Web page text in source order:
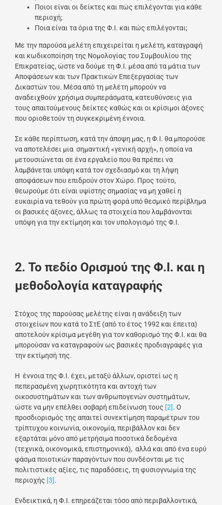
Ποιοι είναι οι δείκτες και πώς επιλέγονται για κάθε
περιοχή;
Ποια είναι τα όρια της Φ.Ι. και πώς επιλέγονται;
Με την παρούσα μελέτη επιχειρείται η μελέτη, καταγραφή
και κωδικοποίηση της Νομολογίας του Συμβουλίου της
Επικρατείας, ώστε να δούμε τη Φ.Ι. μέσα από τα μάτια των
Αποφάσεων και των Πρακτικών Επεξεργασίας των
Δικαστών του. Μέσα από τη μελέτη μπορούν να
αναδειχθούν χρήσιμα συμπεράσματα, κατευθύνσεις για
τους απαιτούμενους δείκτες καθώς και οι κρίσιμοι άξονες
που οριοθετούν τη συγκεκριμένη έννοια.
Σε κάθε περίπτωση, κατά την άποψη μας, η Φ.Ι. θα μπορούσε
να αποτελέσει μια σημαντική «γενική αρχή», η οποία να
μετουσιώνεται σε ένα εργαλείο που θα πρέπει να
λαμβάνεται υπόψη κατά τον σχεδιασμό και τη λήψη
αποφάσεων που επιδρούν στον Χώρο. Προς τούτο,
θεωρούμε ότι είναι υψίστης σημασίας να μη χαθεί η
ευκαιρία να τεθούν για πρώτη φορά υπό θεσμικό περίβλημα
οι βασικές άξονες, άλλως τα στοιχεία που λαμβάνονται
υπόψη για την εκτίμηση και τον υπολογισμό της Φ.Ι.
2. Το πεδίο Ορισμού της Φ.Ι. και η
μεθοδολογία καταγραφής
Στόχος της παρούσας μελέτης είναι η ανάδειξη των
στοιχείων που κατά το ΣτΕ (από το έτος 1992 και έπειτα)
αποτελούν κρίσιμα μεγέθη για τον καθορισμό της Φ.Ι. και θα
μπορούσαν να καταγραφούν ως βασικές προδιαγραφές για
την εκτίμησή της.
Η έννοια της Φ.Ι. έχει, μεταξύ άλλων, οριστεί ως η
πεπερασμένη χωρητικότητα και αντοχή των
οικοσυστημάτων και των ανθρωπογενών συστημάτων,
ώστε να μην επέλθει σοβαρή επιδείνωση τους [2]. Ο
προσδιορισμός της απαιτεί συνεκτίμηση παραμέτρων του
τρίπτυχου κοινωνία, οικονομία, περιβάλλον και δεν
εξαρτάται μόνο από μετρήσιμα ποσοτικά δεδομένα
(τεχνικά, οικονομικά, επιστημονικά), αλλά και από ένα ευρύ
φάσμα ποιοτικών παραγόντων που συνδέονται με τις
πολιτιστικές αξίες, τις παραδόσεις, τη φυσιογνωμία της
περιοχής [3].
Ενδεικτικά, η Φ.Ι. επηρεάζεται τόσο από περιβαλλοντικά,